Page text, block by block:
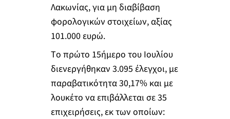
Λακωνίας, για μη διαβίβαση
φορολογικών στοιχείων, αξίας
101.000 ευρώ.
Tο πρώτο 15ήμερο του Ιουλίου
διενεργήθηκαν 3.095 έλεγχοι, με
παραβατικότητα 30,17% και με
λουκέτο να επιβάλλεται σε 35
επιχειρήσεις, εκ των οποίων: